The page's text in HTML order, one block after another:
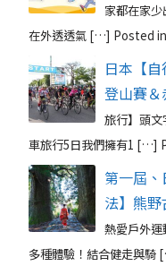
家都在家少
在外透透氣 […] Posted in
日本【
登山賽＆
旅行】頭
車旅行5日我們擁有1 […]
第一屆
法】熊
熱愛戶外
多種體驗！結合健走與騎